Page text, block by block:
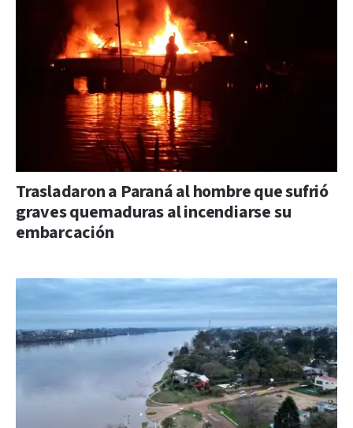
Trasladaron a Paraná al hombre que sufrió
graves quemaduras al incendiarse su
embarcación